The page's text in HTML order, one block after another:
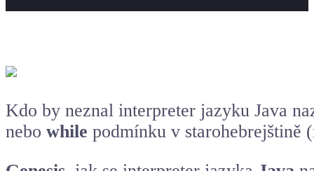
Kdo by neznal interpreter jazyku Java
nebo while podmínku v starohebrejštině